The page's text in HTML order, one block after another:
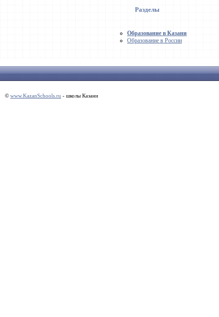
Разделы
Образование в Казани
Образование в России
© www.KazanSchools.ru - школы Казани